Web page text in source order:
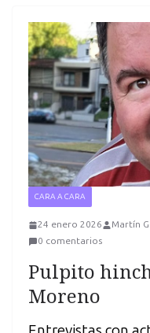
CARA A CARA
24 enero 2026 Martín
0 comentarios
Pulpito
Moreno